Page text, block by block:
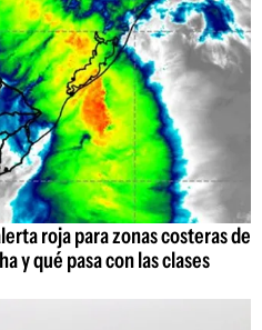
roja para zonas costeras de
y qué pasa con las clases